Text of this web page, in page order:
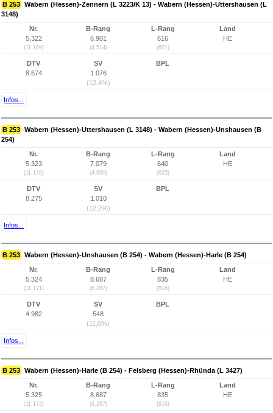
B 253 Wabern (Hessen)-Zennern (L 3223/K 13) - Wabern (Hessen)-Uttershausen (L
3148)
Nr.
5.322
(11.169)
B-Rang
6.901
(4.514)
L-Rang
616
(601)
Land
HE
DTV
8.674
SV
1.076
(12,4%)
BPL
Infos...
B 253 Wabern (Hessen)-Uttershausen (L 3148) - Wabern (Hessen)-Unshausen (B
254)
Nr.
5.323
(11.170)
B-Rang
7.079
(4.690)
L-Rang
640
(625)
Land
HE
DTV
8.275
SV
1.010
(12,2%)
BPL
Infos...
B 253 Wabern (Hessen)-Unshausen (B 254) - Wabern (Hessen)-Harle (B 254)
Nr.
5.324
(11.171)
B-Rang
8.687
(6.287)
L-Rang
835
(816)
Land
HE
DTV
4.982
SV
548
(11,0%)
BPL
Infos...
B 253 Wabern (Hessen)-Harle (B 254) - Felsberg (Hessen)-Rhünda (L 3427)
Nr.
5.325
(11.172)
B-Rang
8.687
(6.287)
L-Rang
835
(816)
Land
HE